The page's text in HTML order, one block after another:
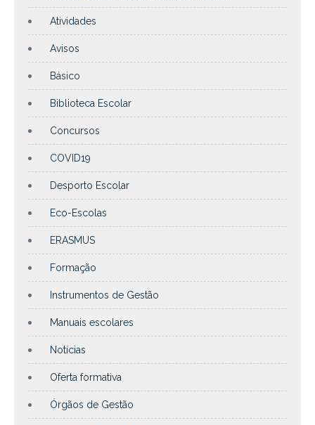
Atividades
Avisos
Básico
Biblioteca Escolar
Concursos
COVID19
Desporto Escolar
Eco-Escolas
ERASMUS
Formação
Instrumentos de Gestão
Manuais escolares
Notícias
Oferta formativa
Órgãos de Gestão